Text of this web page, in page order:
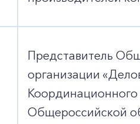
Представитель
организации
Координационного
Общероссийской